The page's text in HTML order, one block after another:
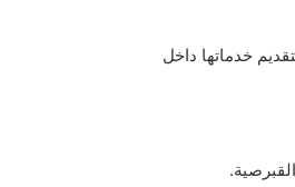
خدماتها داخل